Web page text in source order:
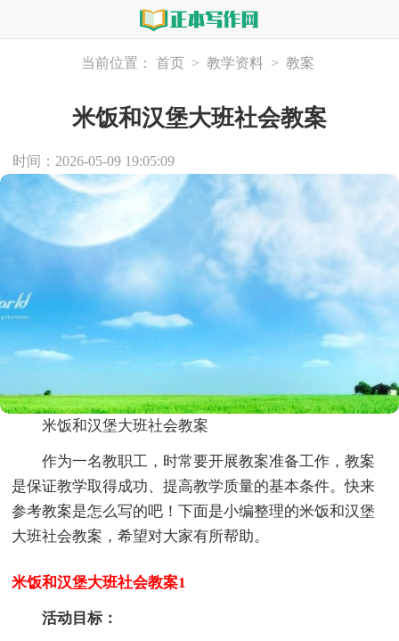
当前位置： 首页 > 教学资料 > 教案
米饭和汉堡大班社会教案
时间：2026-05-09 19:05:09
米饭和汉堡大班社会教案
作为一名教职工，时常要开展教案准备工作，教案
是保证教学取得成功、提高教学质量的基本条件。快来
参考教案是怎么写的吧！下面是小编整理的米饭和汉堡
大班社会教案，希望对大家有所帮助。
米饭和汉堡大班社会教案1
活动目标：